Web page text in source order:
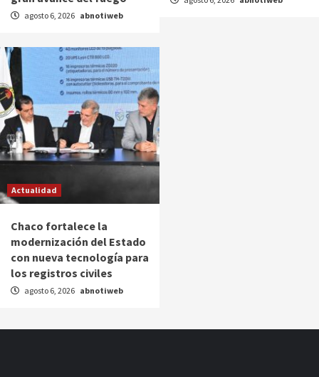
agosto 6, 2026 abnotiweb
Actualidad
Chaco fortalece la
modernización del Estado
con nueva tecnología para
los registros civiles
agosto 6, 2026 abnotiweb